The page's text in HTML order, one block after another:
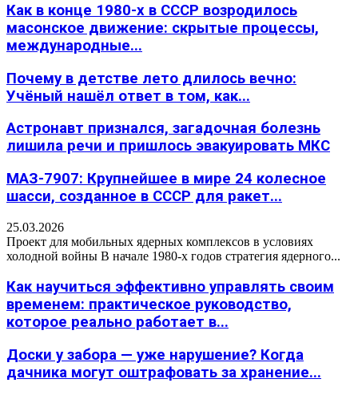
Как в конце 1980-х в СССР возродилось
масонское движение: скрытые процессы,
международные...
Почему в детстве лето длилось вечно:
Учёный нашёл ответ в том, как...
Астронавт признался, загадочная болезнь
лишила речи и пришлось эвакуировать МКС
МАЗ-7907: Крупнейшее в мире 24 колесное
шасси, созданное в СССР для ракет...
25.03.2026
Проект для мобильных ядерных комплексов в условиях
холодной войны В начале 1980-х годов стратегия ядерного...
Как научиться эффективно управлять своим
временем: практическое руководство,
которое реально работает в...
Доски у забора — уже нарушение? Когда
дачника могут оштрафовать за хранение...